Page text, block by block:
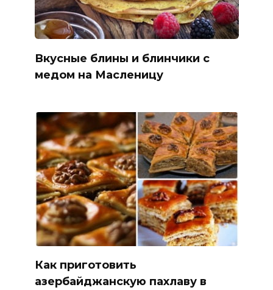
Вкусные блины и блинчики с
медом на Масленицу
Как приготовить
азербайджанскую пахлаву в